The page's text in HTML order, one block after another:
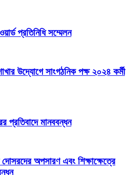
প্রতিনিধি সম্মেলন
উদ্যোগে সাংগঠনিক পক্ষ ২০২৪ কর্মী
প্রতিবাদে মানববন্ধন
অপসারণ এবং শিক্ষাক্ষেত্রে